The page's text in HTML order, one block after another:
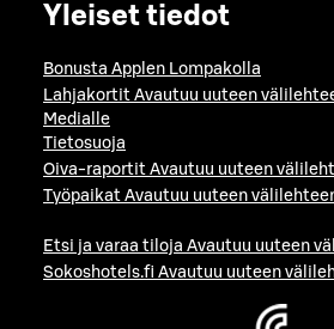
Yleiset tiedot
Bonusta Applen Lompakolla
Lahjakortit Avautuu uuteen
Medialle
Tietosuoja
Oiva-raportit Avautuu uuteen
Työpaikat Avautuu uuteen
Etsi ja varaa tiloja Avautuu uuteen
Sokoshotels.fi Avautuu uuteen